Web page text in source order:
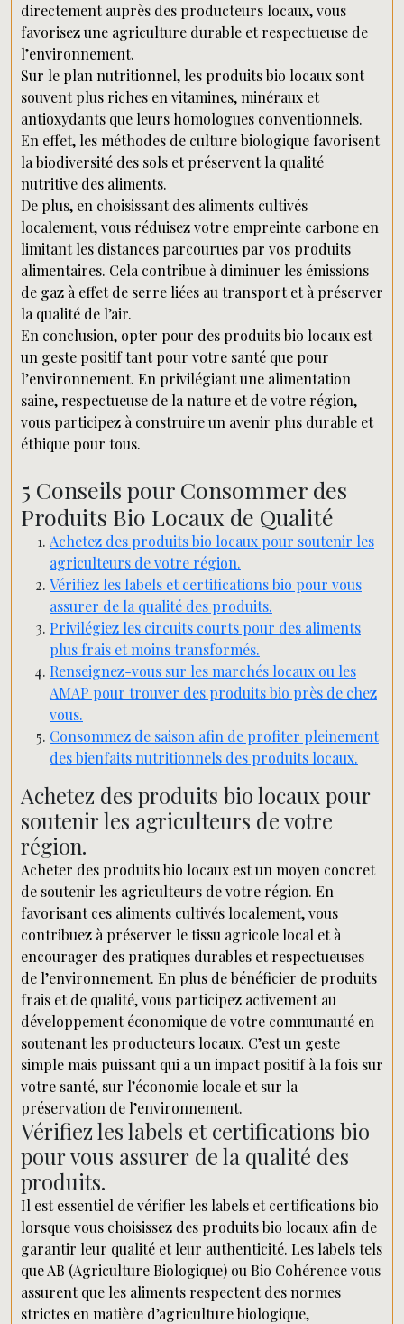
directement auprès des producteurs locaux, vous
favorisez une agriculture durable et respectueuse de
l’environnement.
Sur le plan nutritionnel, les produits bio locaux sont
souvent plus riches en vitamines, minéraux et
antioxydants que leurs homologues conventionnels.
En effet, les méthodes de culture biologique favorisent
la biodiversité des sols et préservent la qualité
nutritive des aliments.
De plus, en choisissant des aliments cultivés
localement, vous réduisez votre empreinte carbone en
limitant les distances parcourues par vos produits
alimentaires. Cela contribue à diminuer les émissions
de gaz à effet de serre liées au transport et à préserver
la qualité de l’air.
En conclusion, opter pour des produits bio locaux est
un geste positif tant pour votre santé que pour
l’environnement. En privilégiant une alimentation
saine, respectueuse de la nature et de votre région,
vous participez à construire un avenir plus durable et
éthique pour tous.
5 Conseils pour Consommer des
Produits Bio Locaux de Qualité
Achetez des produits bio locaux pour soutenir les
agriculteurs de votre région.
Vérifiez les labels et certifications bio pour vous
assurer de la qualité des produits.
Privilégiez les circuits courts pour des aliments
plus frais et moins transformés.
Renseignez-vous sur les marchés locaux ou les
AMAP pour trouver des produits bio près de chez
vous.
Consommez de saison afin de profiter pleinement
des bienfaits nutritionnels des produits locaux.
Achetez des produits bio locaux pour
soutenir les agriculteurs de votre
région.
Acheter des produits bio locaux est un moyen concret
de soutenir les agriculteurs de votre région. En
favorisant ces aliments cultivés localement, vous
contribuez à préserver le tissu agricole local et à
encourager des pratiques durables et respectueuses
de l’environnement. En plus de bénéficier de produits
frais et de qualité, vous participez activement au
développement économique de votre communauté en
soutenant les producteurs locaux. C’est un geste
simple mais puissant qui a un impact positif à la fois sur
votre santé, sur l’économie locale et sur la
préservation de l’environnement.
Vérifiez les labels et certifications bio
pour vous assurer de la qualité des
produits.
Il est essentiel de vérifier les labels et certifications bio
lorsque vous choisissez des produits bio locaux afin de
garantir leur qualité et leur authenticité. Les labels tels
que AB (Agriculture Biologique) ou Bio Cohérence vous
assurent que les aliments respectent des normes
strictes en matière d’agriculture biologique,